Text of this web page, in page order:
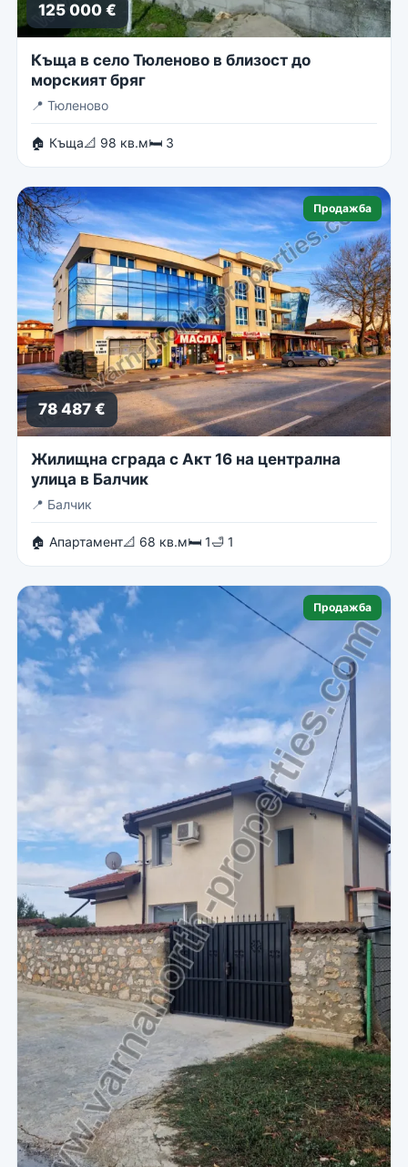
125 000 €
Къща в село Тюленово в близост до
морският бряг
📍 Тюленово
🏠 Къща📐 98 кв.м🛏 3
Продажба
78 487 €
Жилищна сграда с Акт 16 на централна
улица в Балчик
📍 Балчик
🏠 Апартамент📐 68 кв.м🛏 1🛁 1
Продажба